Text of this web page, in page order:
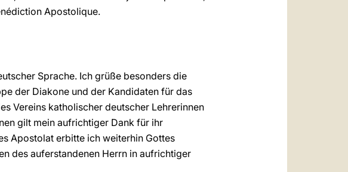
Apostolique.
Sprache. Ich grüße besonders die
der Diakone und der Kandidaten für das
Vereins katholischer deutscher Lehrerinnen
gilt mein aufrichtiger Dank für ihr
Apostolat erbitte ich weiterhin Gottes
des auferstandenen Herrn in aufrichtiger